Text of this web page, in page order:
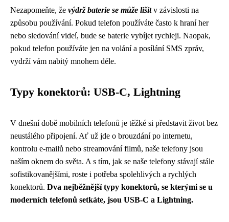
Nezapomeňte, že výdrž baterie se může lišitv závislosti na
způsobu používání. Pokud telefon používáte často k hraní her
nebo sledování videí, bude se baterie vybíjet rychleji. Naopak,
pokud telefon používáte jen na volání a posílání SMS zpráv,
vydrží vám nabitý mnohem déle.
Typy konektorů: USB-C, Lightning
V dnešní době mobilních telefonů je těžké si představit život bez
neustálého připojení. Ať už jde o brouzdání po internetu,
kontrolu e-mailů nebo streamování filmů, naše telefony jsou
naším oknem do světa. A s tím, jak se naše telefony stávají stále
sofistikovanějšími, roste i potřeba spolehlivých a rychlých
konektorů. Dva nejběžnější typy konektorů, se kterými se u
moderních telefonů setkáte, jsou USB-C a Lightning.